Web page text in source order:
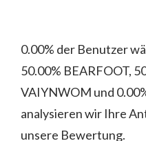
0.00% der Benutzer
50.00% BEARFOOT,
VAIYNWOM und
analysieren wir Ihre
unsere Bewertung.